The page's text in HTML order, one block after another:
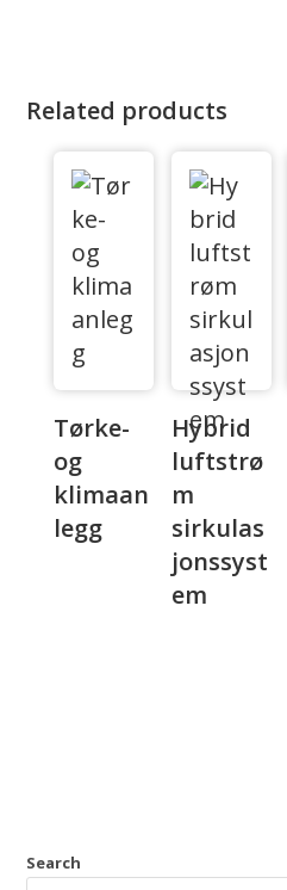
Related products
Tørke-
og
klimaan
legg
Hybrid
luftstrø
m
sirkulas
jonssyst
em
Search